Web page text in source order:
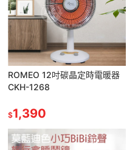
ROMEO 12吋碳晶定時電暖器
CKH-1268
$1,390